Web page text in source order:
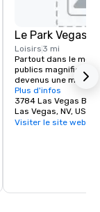
Le Park Vegas
Loisirs 3 mi
Partout dans le
publics magnifiques
devenus une
plus belles villes et
exception à la règle.
repensé l'expérience
traditionnelle en
Arena offrent de
Plus d'infos
3784 Las Vegas
Las Vegas, NV, US
Visiter le site web